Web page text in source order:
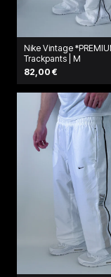
Nike Vintage
Trackpants | M
82,00 €